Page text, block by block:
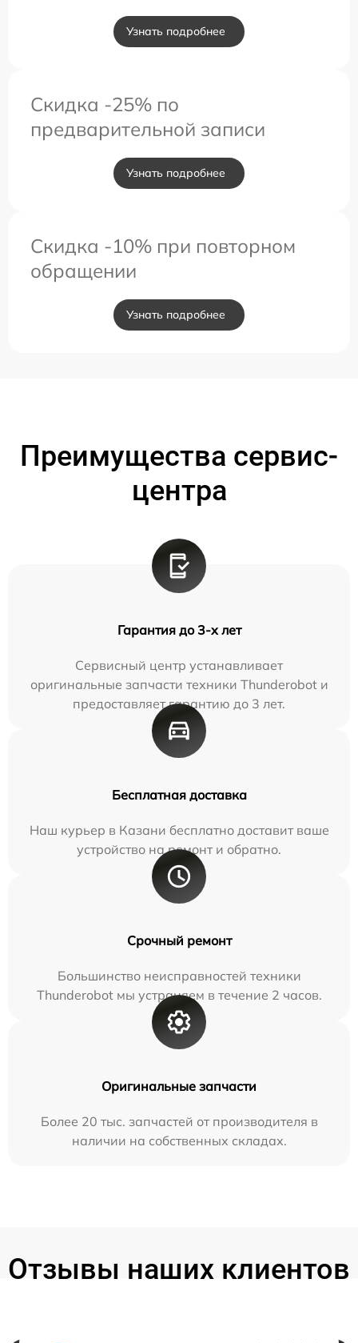
Узнать подробнее
Скидка -25% по
предварительной записи
Узнать подробнее
Скидка -10% при повторном
обращении
Узнать подробнее
Преимущества сервис-
центра
Гарантия до 3-х лет
Сервисный центр устанавливает
оригинальные запчасти техники Thunderobot и
предоставляет гарантию до 3 лет.
Бесплатная доставка
Наш курьер в Казани бесплатно доставит ваше
устройство на ремонт и обратно.
Срочный ремонт
Большинство неисправностей техники
Thunderobot мы устраняем в течение 2 часов.
Оригинальные запчасти
Более 20 тыс. запчастей от производителя в
наличии на собственных складах.
Отзывы наших клиентов